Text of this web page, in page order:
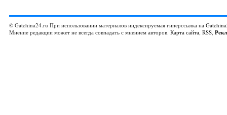
© Gatchina24.ru При использовании материалов индексируемая гиперссылка на
Мнение редакции может не всегда совпадать с мнением авторов. Карта сайта, RSS,